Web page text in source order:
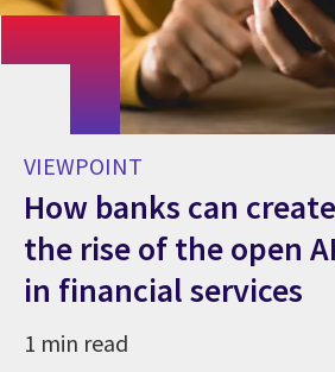
VIEWPOINT
How banks can
the rise of the open
in financial services
1 min read